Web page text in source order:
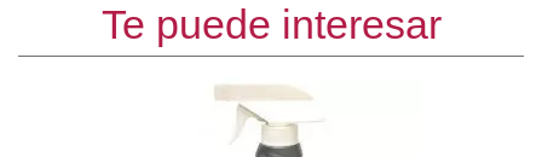
Te puede interesar